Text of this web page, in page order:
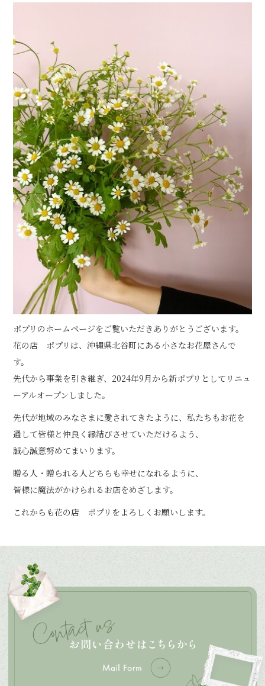
ポプリのホームページをご覧いただきありがとうございます。
花の店 ポプリは、沖縄県北谷町にある小さなお花屋さんで
す。
先代から事業を引き継ぎ、2024年9月から新ポプリとしてリニュ
ーアルオープンしました。
先代が地域のみなさまに愛されてきたように、私たちもお花を
通して皆様と仲良く縁結びさせていただけるよう、
誠心誠意努めてまいります。
贈る人・贈られる人どちらも幸せになれるように、
皆様に魔法がかけられるお店をめざします。
これからも花の店 ポプリをよろしくお願いします。